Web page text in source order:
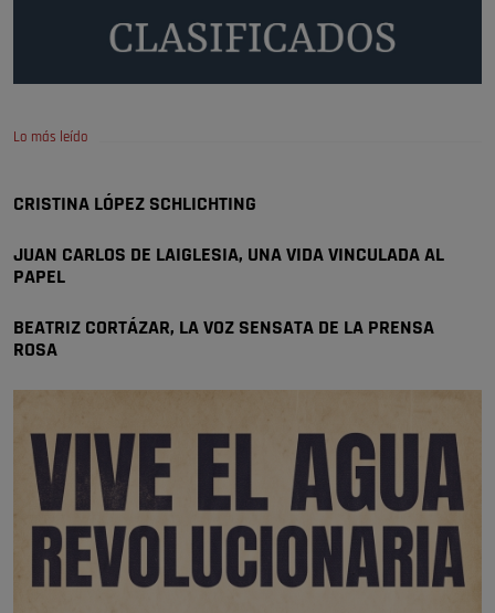
todos, no vamos a notar …
🔴 EXCLUSIVA | El comisario de la …
Pozuelo de Alarcón
🔴 EXCLUSIVA | El comisario de la …
Lo más leído
CRISTINA LÓPEZ SCHLICHTING
JUAN CARLOS DE LAIGLESIA, UNA VIDA VINCULADA AL
PAPEL
BEATRIZ CORTÁZAR, LA VOZ SENSATA DE LA PRENSA
ROSA